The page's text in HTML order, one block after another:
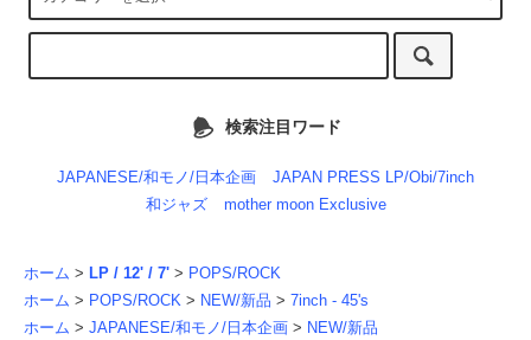
検索注目ワード
JAPANESE/和モノ/日本企画
JAPAN PRESS LP/Obi/7inch
和ジャズ
mother moon Exclusive
ホーム > LP / 12' / 7' > POPS/ROCK
ホーム > POPS/ROCK > NEW/新品 > 7inch - 45's
ホーム > JAPANESE/和モノ/日本企画 > NEW/新品